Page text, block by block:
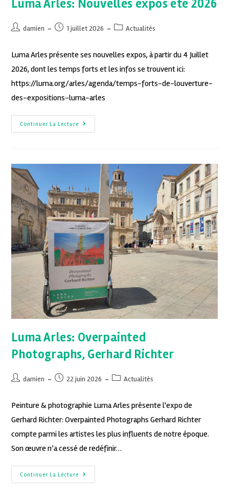
Luma Arles: Nouvelles expos été 2026
damien 1 juillet 2026 Actualités
Luma Arles présente ses nouvelles expos, à partir du 4 Juillet
2026, dont les temps forts et les infos se trouvent ici:
https://luma.org/arles/agenda/temps-forts-de-louverture-
des-expositions-luma-arles
Continuer La Lecture
Luma Arles: Overpainted
Photographs, Gerhard Richter
damien 22 juin 2026 Actualités
Peinture & photographie Luma Arles présente l'expo de
Gerhard Richter: Overpainted Photographs Gerhard Richter
compte parmi les artistes les plus influents de notre époque.
Son œuvre n’a cessé de redéfinir…
Continuer La Lecture